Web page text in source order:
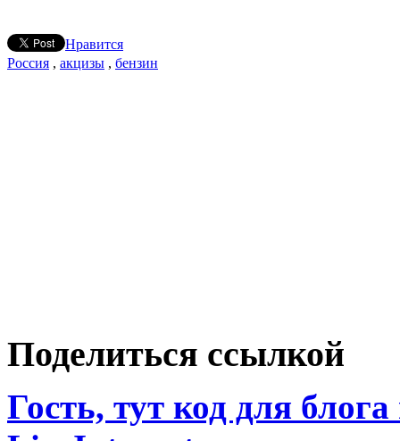
Нравится
Россия , акцизы , бензин
Поделиться ссылкой
Гость, тут код для